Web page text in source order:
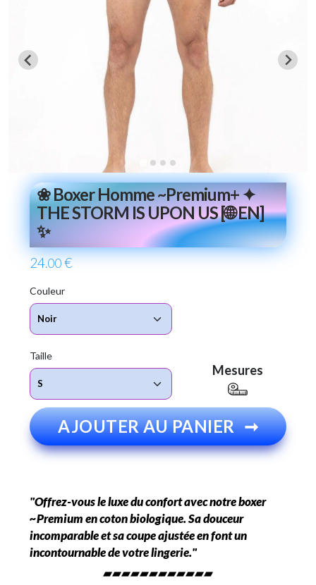
❀ Boxer Homme ~Premium+ ✦
THE STORM IS UPON US [🌐 EN]
✨
24.00 €
Couleur
Taille
Mesures
AJOUTER AU PANIER ➞
"Offrez-vous le luxe du confort avec notre boxer
~Premium en coton biologique. Sa douceur
incomparable et sa coupe ajustée en font un
incontournable de votre lingerie."
▰▰▰▰▰▰▰▰▰▰▰▰